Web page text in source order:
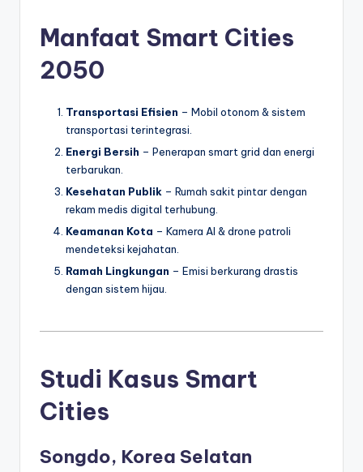
Manfaat Smart Cities
2050
Transportasi Efisien – Mobil otonom & sistem
transportasi terintegrasi.
Energi Bersih – Penerapan smart grid dan energi
terbarukan.
Kesehatan Publik – Rumah sakit pintar dengan
rekam medis digital terhubung.
Keamanan Kota – Kamera AI & drone patroli
mendeteksi kejahatan.
Ramah Lingkungan – Emisi berkurang drastis
dengan sistem hijau.
Studi Kasus Smart
Cities
Songdo, Korea Selatan